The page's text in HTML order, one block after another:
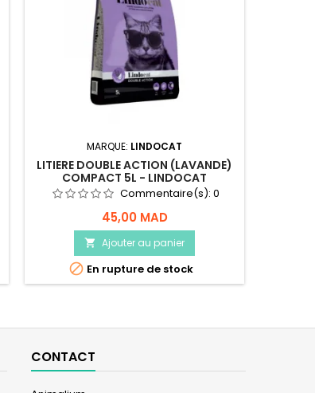
MARQUE: LINDOCAT
LITIERE DOUBLE ACTION (LAVANDE)
COMPACT 5L - LINDOCAT
Commentaire(s): 0
45,00 MAD
 Ajouter au panier
 En rupture de stock
CONTACT